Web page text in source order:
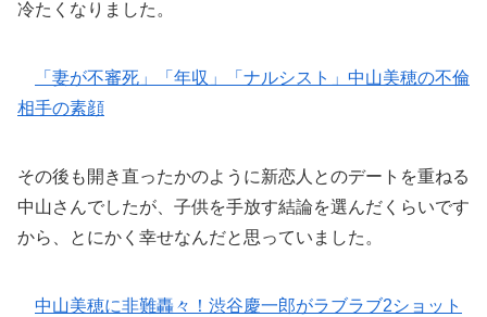
冷たくなりました。
「妻が不審死」「年収」「ナルシスト」中山美穂の不倫
相手の素顔
その後も開き直ったかのように新恋人とのデートを重ねる
中山さんでしたが、子供を手放す結論を選んだくらいです
から、とにかく幸せなんだと思っていました。
中山美穂に非難轟々！渋谷慶一郎がラブラブ2ショット